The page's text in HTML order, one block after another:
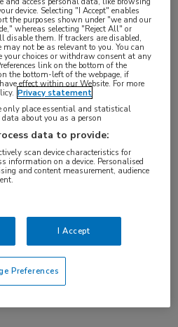
de preventie en
type 2 door middel van
de psychologische factoren
beïnvloeden.
EASD-richtlijnen
Hierbij
van therapeutische diëten,
de psychologische
en diabetescontrole. Ook
van nieuwe
device. Selecting "I Accept" enables
the purposes shown under "we and our
whereas selecting "Reject All" or
them. If trackers are disabled,
may not be as relevant to you. You can
your choices or withdraw consent at any
link on the bottom of the
the bottom-left of the webpage, if
effect within our Website. For more
Privacy statement
only place essential and statistical
data about you as a person
data to provide:
scan device characteristics for
information on a device. Personalised
and content measurement, audience
I Accept
Preferences